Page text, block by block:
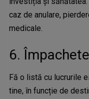
caz de anulare,
medicale.
6.
Fă o listă cu lucrurile
tine, în funcție de